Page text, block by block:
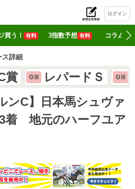
ログイン
買う！ 有料 3指数予想 有料 コラム
ス詳細
賞 GⅢ レパードＳ GⅢ
ンC】日本馬シュヴァ
着 地元のハーフユア